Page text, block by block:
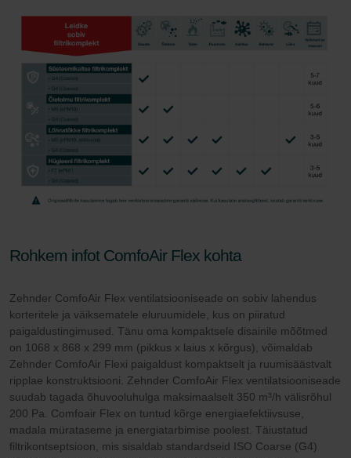
Rohkem infot ComfoAir Flex kohta
Zehnder ComfoAir Flex ventilatsiooniseade on sobiv lahendus
korteritele ja väiksematele eluruumidele, kus on piiratud
paigaldustingimused. Tänu oma kompaktsele disainile mõõtmed
on 1068 x 868 x 299 mm (pikkus x laius x kõrgus), võimaldab
Zehnder ComfoAir Flexi paigaldust kompaktselt ja ruumisäästvalt
ripplae konstruktsiooni. Zehnder ComfoAir Flex ventilatsiooniseade
suudab tagada õhuvooluhulga maksimaalselt 350 m³/h välisrõhul
200 Pa. Comfoair Flex on tuntud kõrge energiaefektiivsuse,
madala mürataseme ja energiatarbimise poolest. Täiustatud
filtrikontseptsioon, mis sisaldab standardseid ISO Coarse (G4)